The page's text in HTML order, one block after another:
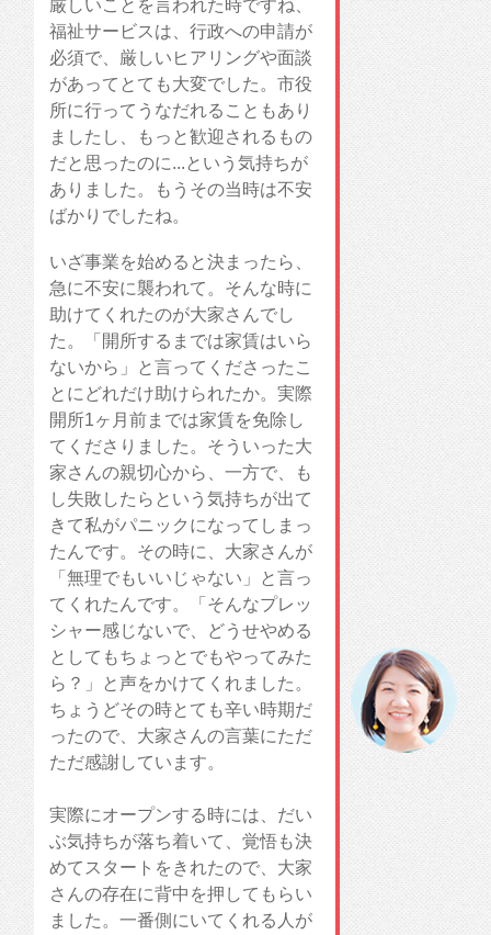
厳しいことを言われた時ですね、
福祉サービスは、行政への申請が
必須で、厳しいヒアリングや面談
があってとても大変でした。市役
所に行ってうなだれることもあり
ましたし、もっと歓迎されるもの
だと思ったのに...という気持ちが
ありました。もうその当時は不安
ばかりでしたね。
いざ事業を始めると決まったら、
急に不安に襲われて。そんな時に
助けてくれたのが大家さんでし
た。「開所するまでは家賃はいら
ないから」と言ってくださったこ
とにどれだけ助けられたか。実際
開所1ヶ月前までは家賃を免除し
てくださりました。そういった大
家さんの親切心から、一方で、も
し失敗したらという気持ちが出て
きて私がパニックになってしまっ
たんです。その時に、大家さんが
「無理でもいいじゃない」と言っ
てくれたんです。「そんなプレッ
シャー感じないで、どうせやめる
としてもちょっとでもやってみた
ら？」と声をかけてくれました。
ちょうどその時とても辛い時期だ
ったので、大家さんの言葉にただ
ただ感謝しています。
実際にオープンする時には、だい
ぶ気持ちが落ち着いて、覚悟も決
めてスタートをきれたので、大家
さんの存在に背中を押してもらい
ました。一番側にいてくれる人が